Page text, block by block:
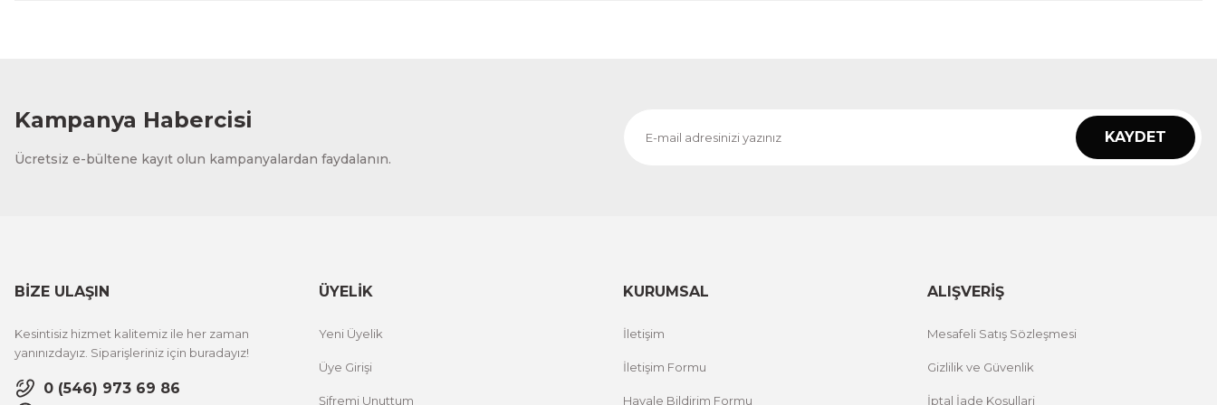
Kampanya Habercisi
Ücretsiz e-bültene kayıt olun kampanyalardan faydalanın.
KAYDET
BİZE ULAŞIN
Kesintisiz hizmet kalitemiz ile her zaman
yanınızdayız. Siparişleriniz için buradayız!
0 (546) 973 69 86
ÜYELİK
Yeni Üyelik
Üye Girişi
Şifremi Unuttum
KURUMSAL
İletişim
İletişim Formu
Havale Bildirim Formu
ALIŞVERİŞ
Mesafeli Satış Sözleşmesi
Gizlilik ve Güvenlik
İptal İade Koşullari